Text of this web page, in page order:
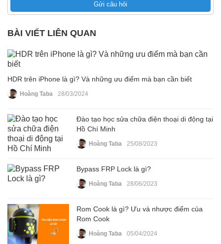
Gửi câu hỏi
BÀI VIẾT LIÊN QUAN
HDR trên iPhone là gì? Và những ưu điểm mà bạn cần biết
Hoàng Taba 28/03/2024
Đào tạo học sửa chữa điện thoại di động tại
Hồ Chí Minh
Hoàng Taba 25/08/2023
Bypass FRP Lock là gì?
Hoàng Taba 28/06/2023
Rom Cook là gì? Ưu và nhược điểm của
Rom Cook
Hoàng Taba 05/04/2024